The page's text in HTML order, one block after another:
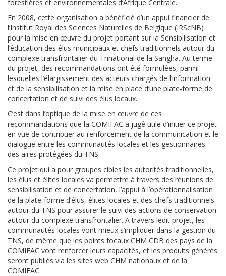
forestières et environnementales d’Afrique Centrale.
En 2008, cette organisation a bénéficié d’un appui financier de
l’Institut Royal des Sciences Naturelles de Belgique (IRScNB)
pour la mise en œuvre du projet portant sur la Sensibilisation et
l’éducation des élus municipaux et chefs traditionnels autour du
complexe transfrontalier du Trinational de la Sangha. Au terme
du projet, des recommandations ont été formulées, parmi
lesquelles l’élargissement des acteurs chargés de l’information
et de la sensibilisation et la mise en place d’une plate-forme de
concertation et de suivi des élus locaux.
C’est dans l’optique de la mise en œuvre de ces
recommandations que la COMIFAC a jugé utile d’initier ce projet
en vue de contribuer au renforcement de la communication et le
dialogue entre les communautés locales et les gestionnaires
des aires protégées du TNS.
Ce projet qui a pour groupes cibles les autorités traditionnelles,
les élus et élites locales va permettre à travers des réunions de
sensibilisation et de concertation, l’appui à l’opérationnalisation
de la plate-forme d’élus, élites locales et des chefs traditionnels
autour du TNS pour assurer le suivi des actions de conservation
autour du complexe transfrontalier. A travers ledit projet, les
communautés locales vont mieux s’impliquer dans la gestion du
TNS, de même que les points focaux CHM CDB des pays de la
COMIFAC vont renforcer leurs capacités, et les produits générés
seront publiés via les sites web CHM nationaux et de la
COMIFAC.